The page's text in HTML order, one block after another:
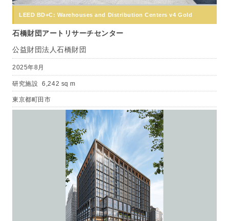
LEED BD+C: Warehouses and Distribution Centers v4 Gold
石橋財団アートリサーチセンター
公益財団法人石橋財団
2025年8月
研究施設 6,242 sq m
東京都町田市